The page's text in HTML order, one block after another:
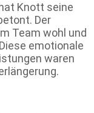
Knott seine
Der
Team wohl und
emotionale
waren